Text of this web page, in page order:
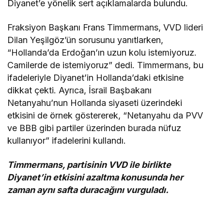
Diyanet’e yönelik sert açıklamalarda bulundu.
Fraksiyon Başkanı Frans Timmermans, VVD lideri
Dilan Yeşilgöz’ün sorusunu yanıtlarken,
“Hollanda’da Erdoğan’ın uzun kolu istemiyoruz.
Camilerde de istemiyoruz” dedi. Timmermans, bu
ifadeleriyle Diyanet’in Hollanda’daki etkisine
dikkat çekti. Ayrıca, İsrail Başbakanı
Netanyahu’nun Hollanda siyaseti üzerindeki
etkisini de örnek göstererek, “Netanyahu da PVV
ve BBB gibi partiler üzerinden burada nüfuz
kullanıyor” ifadelerini kullandı.
Timmermans, partisinin VVD ile birlikte
Diyanet’in etkisini azaltma konusunda her
zaman aynı safta duracağını vurguladı.